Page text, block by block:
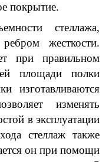
покрытие.
стеллажа,
жесткости.
при правильном
площади полки
изготавливаются
изменять
в эксплуатации
стеллаж также
он при помощи